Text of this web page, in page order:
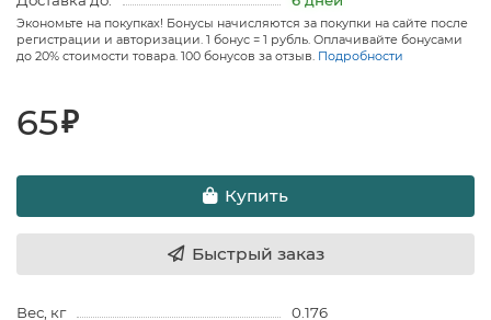
Экономьте на покупках! Бонусы начисляются за покупки на сайте после
регистрации и авторизации. 1 бонус = 1 рубль. Оплачивайте бонусами
до 20% стоимости товара. 100 бонусов за отзыв. Подробности
65₽
Купить
Быстрый заказ
Вес, кг
0.176